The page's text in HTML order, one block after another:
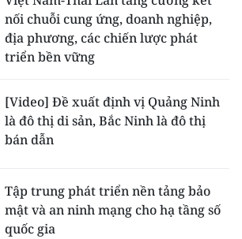
nối chuỗi cung ứng, doanh nghiệp,
địa phương, các chiến lược phát
triển bền vững
[Video] Đề xuất định vị Quảng Ninh
là đô thị di sản, Bắc Ninh là đô thị
bán dẫn
Tập trung phát triển nền tảng bảo
mật và an ninh mạng cho hạ tầng số
quốc gia